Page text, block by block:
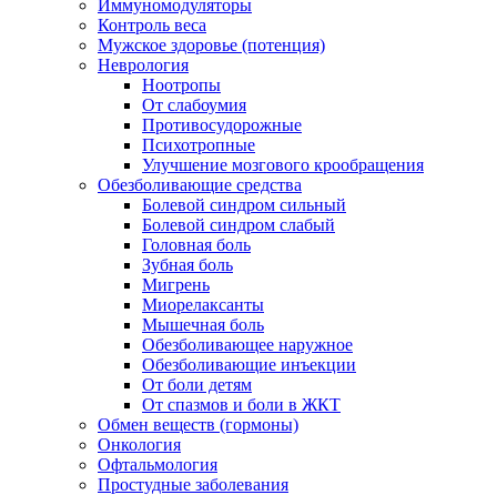
Иммуномодуляторы
Контроль веса
Мужское здоровье (потенция)
Неврология
Ноотропы
От слабоумия
Противосудорожные
Психотропные
Улучшение мозгового крообращения
Обезболивающие средства
Болевой синдром сильный
Болевой синдром слабый
Головная боль
Зубная боль
Мигрень
Миорелаксанты
Мышечная боль
Обезболивающее наружное
Обезболивающие инъекции
От боли детям
От спазмов и боли в ЖКТ
Обмен веществ (гормоны)
Онкология
Офтальмология
Простудные заболевания